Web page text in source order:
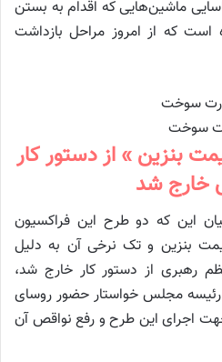
ماشین‌هایی که اقدام به بستن
است که از امروز مراحل بازداشت
سوخت
بنزین » از دستور کار
شد
این که دو طرح این فراکسیون
بنزین و تک نرخی آن به دلیل
رهبری از دستور کار خارج شد،
مجلس خواستار حضور روسای
اجرای این طرح و رفع نواقص آن